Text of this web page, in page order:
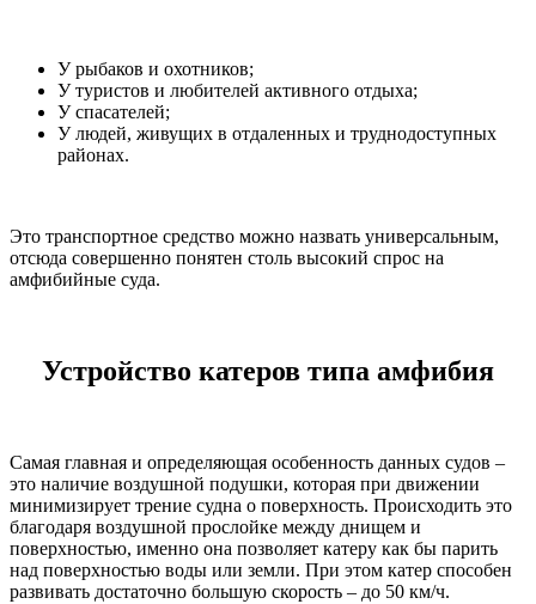
У рыбаков и охотников;
У туристов и любителей активного отдыха;
У спасателей;
У людей, живущих в отдаленных и труднодоступных
районах.
Это транспортное средство можно назвать универсальным,
отсюда совершенно понятен столь высокий спрос на
амфибийные суда.
Устройство катеров типа амфибия
Самая главная и определяющая особенность данных судов –
это наличие воздушной подушки, которая при движении
минимизирует трение судна о поверхность. Происходить это
благодаря воздушной прослойке между днищем и
поверхностью, именно она позволяет катеру как бы парить
над поверхностью воды или земли. При этом катер способен
развивать достаточно большую скорость – до 50 км/ч.